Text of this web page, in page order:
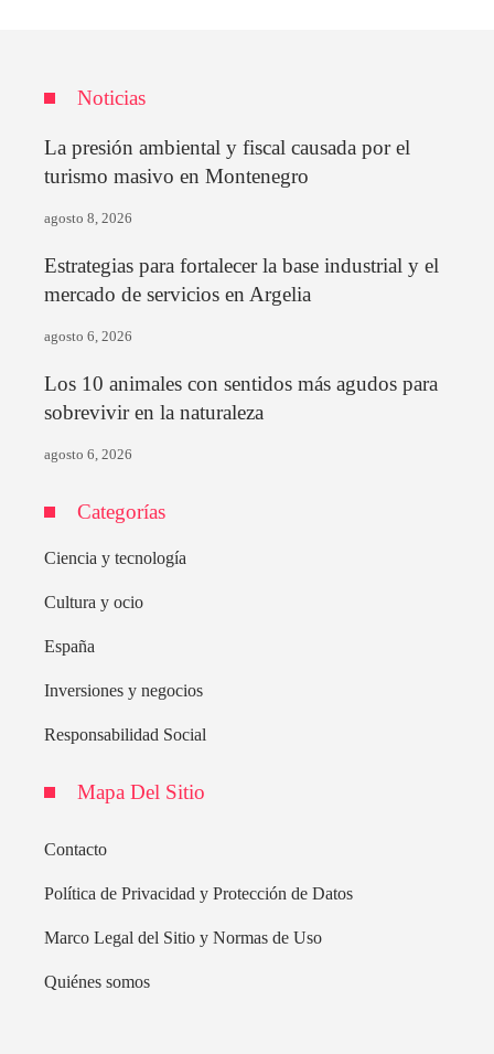
Noticias
La presión ambiental y fiscal causada por el
turismo masivo en Montenegro
agosto 8, 2026
Estrategias para fortalecer la base industrial y el
mercado de servicios en Argelia
agosto 6, 2026
Los 10 animales con sentidos más agudos para
sobrevivir en la naturaleza
agosto 6, 2026
Categorías
Ciencia y tecnología
Cultura y ocio
España
Inversiones y negocios
Responsabilidad Social
Mapa Del Sitio
Contacto
Política de Privacidad y Protección de Datos
Marco Legal del Sitio y Normas de Uso
Quiénes somos